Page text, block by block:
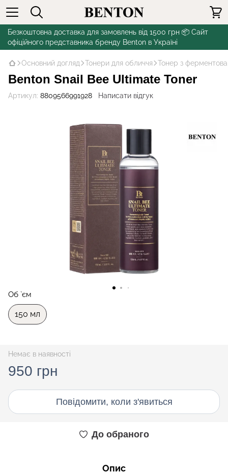
Безкоштовна доставка для замовлень від 1500 грн 📦 Сайт
офіційного представника бренду Benton в Україні
Основний догляд Тонери для обличчя Тонер з
Benton Snail Bee Ultimate Toner
Артикул: 8809566991928 Написати відгук
Об `єм
150 мл
Немає в наявності
950 грн
Повідомити, коли з'явиться
До обраного
Опис